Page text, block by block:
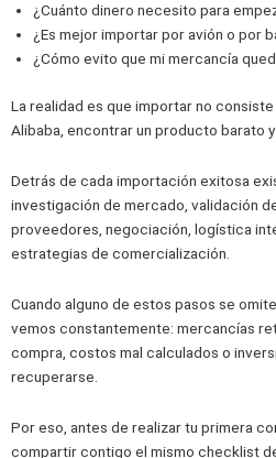
¿Cuánto dinero necesito para
¿Es mejor importar por avión o por
¿Cómo evito que mi mercancía
La realidad es que importar no
Alibaba, encontrar un producto barato
Detrás de cada importación exitosa
investigación de mercado, validación
proveedores, negociación, logística
estrategias de comercialización.
Cuando alguno de estos pasos se
vemos constantemente: mercancías
compra, costos mal calculados o
recuperarse.
Por eso, antes de realizar tu primera
compartir contigo el mismo checklist